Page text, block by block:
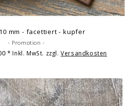
mm - facettiert - kupfer
- Promotion -
* Inkl. MwSt. zzgl.Versandkosten